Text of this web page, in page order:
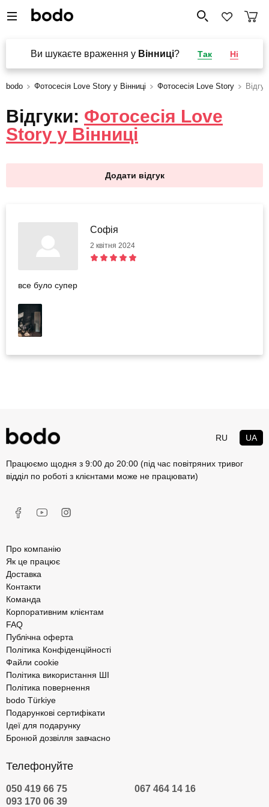
Ви шукаєте враження у Вінниці? Так Ні
bodo Фотосесія Love Story у Вінниці Фотосесія Love Story
Відгуки: Фотосесія Love
Story у Вінниці
Додати відгук
Софія
2 квітня 2024
все було супер
RU UA
Працюємо щодня з 9:00 до 20:00 (під час повітряних тривог
відділ по роботі з клієнтами може не працювати)
Про компанію
Як це працює
Доставка
Контакти
Команда
Корпоративним клієнтам
FAQ
Публічна оферта
Політика Конфіденційності
Файли cookie
Політика використання ШІ
Політика повернення
bodo Türkiye
Подарункові сертифікати
Ідеї для подарунку
Бронюй дозвілля завчасно
Телефонуйте
050 419 66 75
067 464 14 16
093 170 06 39